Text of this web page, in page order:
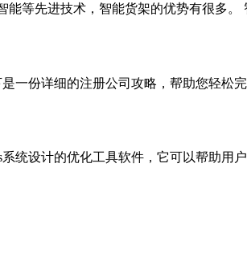
等先进技术，智能货架的优势有很多
一份详细的注册公司攻略，帮助您轻松
统设计的优化工具软件，它可以帮助